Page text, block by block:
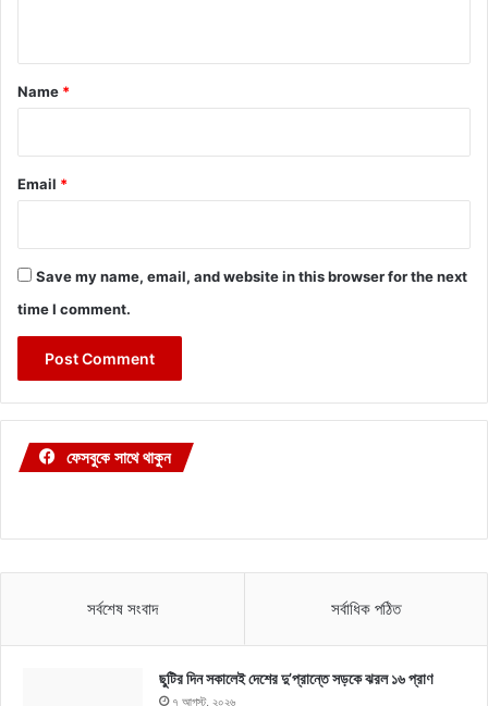
*
Name *
Email *
Save my name, email, and website in this browser for the next
time I comment.
ফেসবুকে সাথে থাকুন
সর্বশেষ সংবাদ সর্বাধিক পঠিত
ছুটির দিন সকালেই দেশের দু’প্রান্তে সড়কে ঝরল ১৬ প্রাণ
৭ আগস্ট, ২০২৬